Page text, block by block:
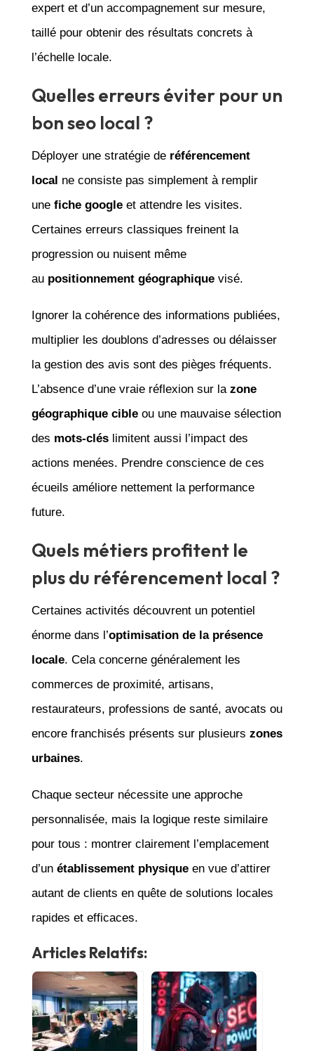
expert et d’un accompagnement sur mesure,
taillé pour obtenir des résultats concrets à
l’échelle locale.
Quelles erreurs éviter pour un
bon seo local ?
Déployer une stratégie de référencement
local ne consiste pas simplement à remplir
une fiche googleet attendre les visites.
Certaines erreurs classiques freinent la
progression ou nuisent même
au positionnement géographiquevisé.
Ignorer la cohérence des informations publiées,
multiplier les doublons d’adresses ou délaisser
la gestion des avis sont des pièges fréquents.
L’absence d’une vraie réflexion sur la zone
géographique cibleou une mauvaise sélection
des mots-cléslimitent aussi l’impact des
actions menées. Prendre conscience de ces
écueils améliore nettement la performance
future.
Quels métiers profitent le
plus du référencement local ?
Certaines activités découvrent un potentiel
énorme dans l’optimisation de la présence
locale. Cela concerne généralement les
commerces de proximité, artisans,
restaurateurs, professions de santé, avocats ou
encore franchisés présents sur plusieurs zones
urbaines.
Chaque secteur nécessite une approche
personnalisée, mais la logique reste similaire
pour tous : montrer clairement l’emplacement
d’un établissement physiqueen vue d’attirer
autant de clients en quête de solutions locales
rapides et efficaces.
Articles Relatifs: